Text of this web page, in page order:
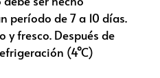
período de 7 a 10 días.
y fresco. Después de
(4°C)